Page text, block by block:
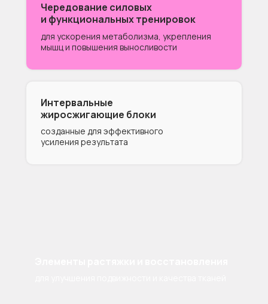
Чередование силовых
и функциональных тренировок
Интервальные
жиросжигающие блоки
для ускорения метаболизма, укрепления
мышц и повышения выносливости
созданные для эффективного
усиления результата